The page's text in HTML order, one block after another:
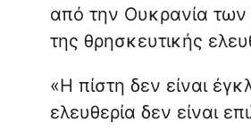
από την Ουκρανία
της θρησκευτικής
«Η πίστη δεν είναι
ελευθερία δεν είναι